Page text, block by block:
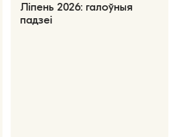
Ліпень 2026: галоўныя
падзеі